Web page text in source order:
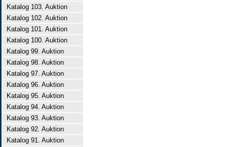
Katalog 103. Auktion
Katalog 102. Auktion
Katalog 101. Auktion
Katalog 100. Auktion
Katalog 99. Auktion
Katalog 98. Auktion
Katalog 97. Auktion
Katalog 96. Auktion
Katalog 95. Auktion
Katalog 94. Auktion
Katalog 93. Auktion
Katalog 92. Auktion
Katalog 91. Auktion